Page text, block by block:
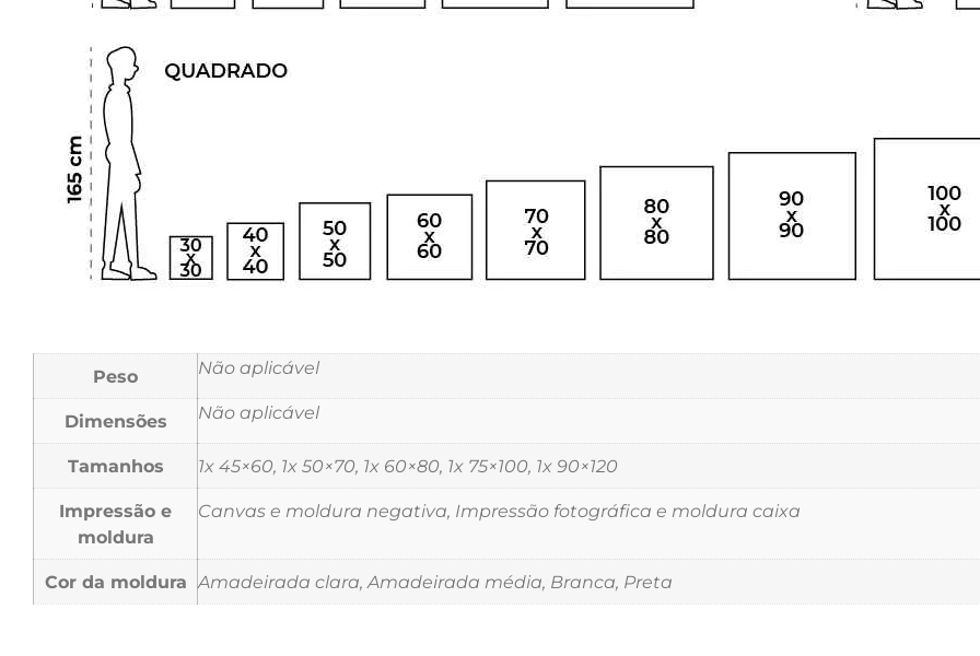
Peso Não aplicável
Dimensões Não aplicável
Tamanhos 1x 45×60, 1x 50×70, 1x 60×80, 1x 75×100, 1x 90×120
Impressão e
moldura
Canvas e moldura negativa, Impressão fotográfica e moldura caixa
Cor da moldura Amadeirada clara, Amadeirada média, Branca, Preta